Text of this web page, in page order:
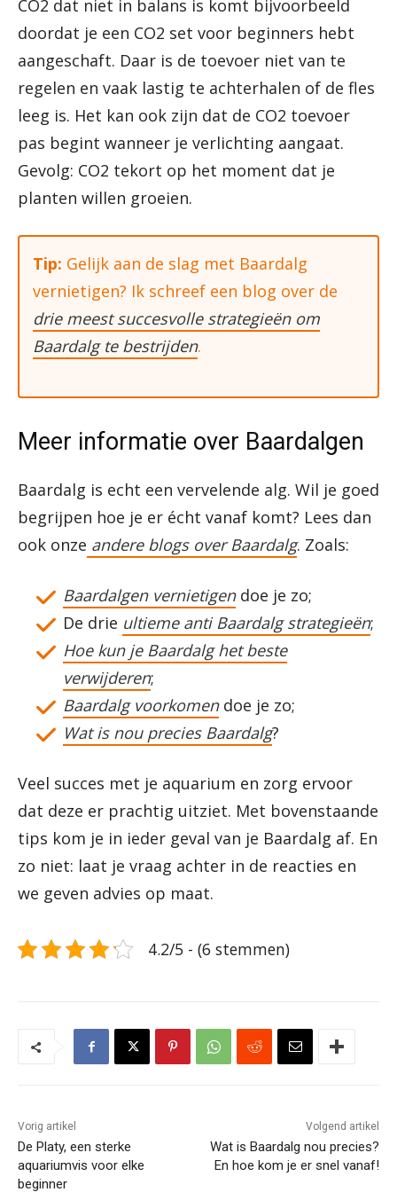
CO2 dat niet in balans is komt bijvoorbeeld
doordat je een CO2 set voor beginners hebt
aangeschaft. Daar is de toevoer niet van te
regelen en vaak lastig te achterhalen of de fles
leeg is. Het kan ook zijn dat de CO2 toevoer
pas begint wanneer je verlichting aangaat.
Gevolg: CO2 tekort op het moment dat je
planten willen groeien.
Tip: Gelijk aan de slag met Baardalg
vernietigen? Ik schreef een blog over de
drie meest succesvolle strategieën om
Baardalg te bestrijden.
Meer informatie over Baardalgen
Baardalg is echt een vervelende alg. Wil je goed
begrijpen hoe je er écht vanaf komt? Lees dan
ook onze andere blogs over Baardalg. Zoals:
Baardalgen vernietigendoe je zo;
De drie ultieme anti Baardalg strategieën;
Hoe kun je Baardalg het beste
verwijderen;
Baardalg voorkomendoe je zo;
Wat is nou precies Baardalg?
Veel succes met je aquarium en zorg ervoor
dat deze er prachtig uitziet. Met bovenstaande
tips kom je in ieder geval van je Baardalg af. En
zo niet: laat je vraag achter in de reacties en
we geven advies op maat.
4.2/5 - (6 stemmen)
Vorig artikel
De Platy, een sterke
aquariumvis voor elke
beginner
Volgend artikel
Wat is Baardalg nou precies?
En hoe kom je er snel vanaf!